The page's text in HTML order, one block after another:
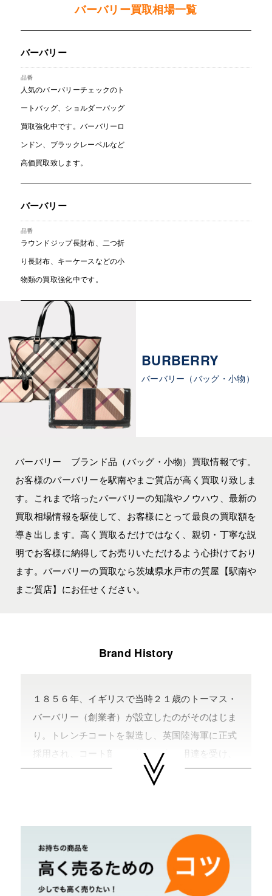
バーバリー買取相場一覧
バーバリー
人気のバーバリーチェックのト
ートバッグ、ショルダーバッグ
買取強化中です。バーバリーロ
ンドン、ブラックレーベルなど
高価買取致します。
バーバリー
ラウンドジップ長財布、二つ折
り長財布、キーケースなどの小
物類の買取強化中です。
BURBERRY
バーバリー（バッグ・小物）
バーバリー ブランド品（バッグ・小物）買取情報です。
お客様のバーバリーを駅南やまご質店が高く買取り致しま
す。これまで培ったバーバリーの知識やノウハウ、最新の
買取相場情報を駆使して、お客様にとって最良の買取額を
導き出します。高く買取るだけではなく、親切・丁寧な説
明でお客様に納得してお売りいただけるよう心掛けており
ます。バーバリーの買取なら茨城県水戸市の質屋【駅南や
まご質店】にお任せください。
Brand History
１８５６年、イギリスで当時２１歳のトーマス・
バーバリー（創業者）が設立したのがそのはじま
り。トレンチコートを製造し、英国陸海軍に正式
採用され、コート部門の英国王室御用達を受け、
『バーバリー・チェック』が一大ブームを巻き起
流行に左右されない正統派英国スタイルで、コー
トは勿論マフラーやバッグ・アクセサリーとライ
ンナップは豊富。日本では２０００年、銀座に日
本初となる旗艦店をオープンさせた。セカンドラ